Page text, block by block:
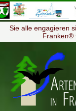
Sie alle engagieren
Franken®